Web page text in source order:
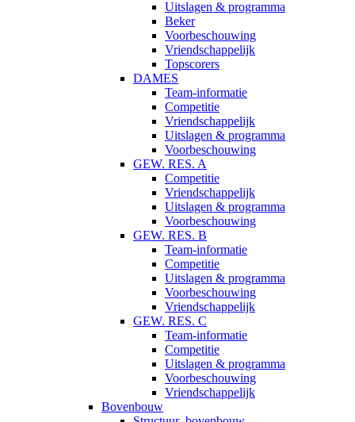
Uitslagen & programma
Beker
Voorbeschouwing
Vriendschappelijk
Topscorers
DAMES
Team-informatie
Competitie
Vriendschappelijk
Uitslagen & programma
Voorbeschouwing
GEW. RES. A
Competitie
Vriendschappelijk
Uitslagen & programma
Voorbeschouwing
GEW. RES. B
Team-informatie
Competitie
Uitslagen & programma
Voorbeschouwing
Vriendschappelijk
GEW. RES. C
Team-informatie
Competitie
Uitslagen & programma
Voorbeschouwing
Vriendschappelijk
Bovenbouw